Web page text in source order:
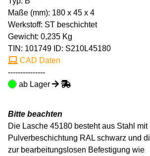
Maße (mm): 180 x 45 x 4
Werkstoff: ST beschichtet
Gewicht: 0,235 Kg
TIN: 101749 ID: S210L45180
CAD Daten
---------------
ab Lager
Bitte beachten
Die Lasche 45180 besteht aus Stahl mit
Pulverbeschichtung RAL schwarz und
zur bearbeitungslosen Befestigung wie